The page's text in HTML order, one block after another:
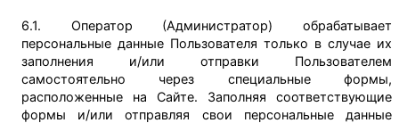
6.1. Оператор (Администратор) обрабатывает
персональные данные Пользователя только в случае их
заполнения и/или отправки Пользователем
самостоятельно через специальные формы,
расположенные на Сайте. Заполняя соответствующие
формы и/или отправляя свои персональные данные